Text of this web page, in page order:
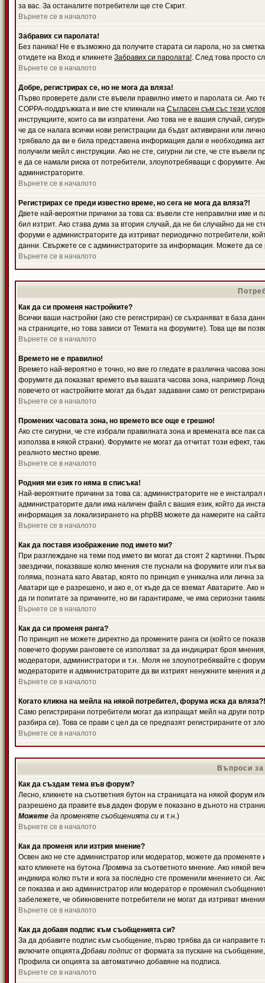
за вас. За останалите потребители ще сте Скрит.
Върнете се в началото
Забравих си паролата!
Без паника! Не е възможно да получите старата си парола, но за
отидете на Вход и кликнете Забравих си паролата!. След това просто
Върнете се в началото
Добре, регистрирах се, но не мога да вляза!
Първо проверете дали сте въвели правилно името и паролата си. Ако
COPPA-поддръжката и вие сте кликнали на Съгласен съм със тези
инструкциите, които са ви изпратени. Ако това не е вашия случай,
че да се налага всички нови регистрации да бъдат активирани или
трябвало да ви е била представена информация дали е необходима
получили мейл с инструкции. Ако не сте, сигурни ли сте, че сте
е да се намали риска от потребители, злоупотребяващи с форумите.
администраторите.
Върнете се в началото
Регистрирах се преди известно време, но сега не мога да вляза?!
Двете най-вероятни причини за това са: въвели сте неправилни име и
бил изтрит. Ако става дума за втория случай, да не би случайно да
форуми е администраторите да изтриват периодично потребители,
данни. Свържете се с администраторите за информация. Можете да се
Върнете се в началото
Как да си променя настройките?
Всички ваши настройки (ако сте регистриран) се съхраняват в база
на страниците, но това зависи от Темата на форумите). Това ще ви
Върнете се в началото
Времето не е правилно!
Времето най-вероятно е точно, но вие го гледате в различна часова
форумите да показват времето във вашата часова зона, например
повечето от настройките могат да бъдат задавани само от
Върнете се в началото
Промених часовата зона, но времето все още е грешно!
Ако сте сигурни, че сте избрали правилната зона и времената все
използва в някой страни). Форумите не могат да отчитат този ефект,
реалното местно време.
Върнете се в началото
Родния ми език го няма в списъка!
Най-вероятните причини за това са: администраторите не е
администраторите дали има наличен файл с вашия език, който да
информация за локализирането на phpBB можете да намерите на
Върнете се в началото
Как да поставя изображение под името ми?
При разглеждане на теми под името ви могат да стоят 2 картинки.
звездички, показваше колко мнения сте пуснали на форумите или пък
голяма, позната като Аватар, която по принцип е уникална или лична
Аватари ще е разрешено, и ако е, от къде да се вземат Аватарите.
да ги попитате за причините, но ви гарантираме, че има сериозни
Върнете се в началото
Как да си променя ранга?
По принцип не можете директно да промените ранга си (който се
повечето форуми ранговете се използват за да индицират броя
модератори, администратори и т.н.. Моля не злоупотребявайте с
модераторите и администраторите да ви изтрият ненужните мнения и
Върнете се в началото
Когато кликна на мейла на някой потребител, форума иска да вляза?!
Само регистрирани потребители могат да изпращат мейл на други
разбира се). Това се прави с цел да се предпазят регистрираните от
Върнете се в началото
Въпроси
Как да създам тема във форум?
Лесно, кликнете на съответния бутон на страницата на някой форум
разрешено да правите във даден форум е показано в дъното на
Можете да променяте съобщенията си и т.н.)
Върнете се в началото
Как да променя или изтрия мнение?
Освен ако не сте администратор или модератор, можете да
като кликнете на бутона Промяна за съответното мнение. Ако някой
индикира колко пъти и кога за последно сте променили мнението си.
се показва и ако администратор или модератор е променил
забележете, че обикновените потребители не могат да изтриват
Върнете се в началото
Как да добавя подпис към съобщенията си?
За да добавите подпис към съобщение, първо трябва да си
включите опциятаДобави подпис от формата за пускане на
Профила си опцията за автоматично добавяне на подписа.
Върнете се в началото